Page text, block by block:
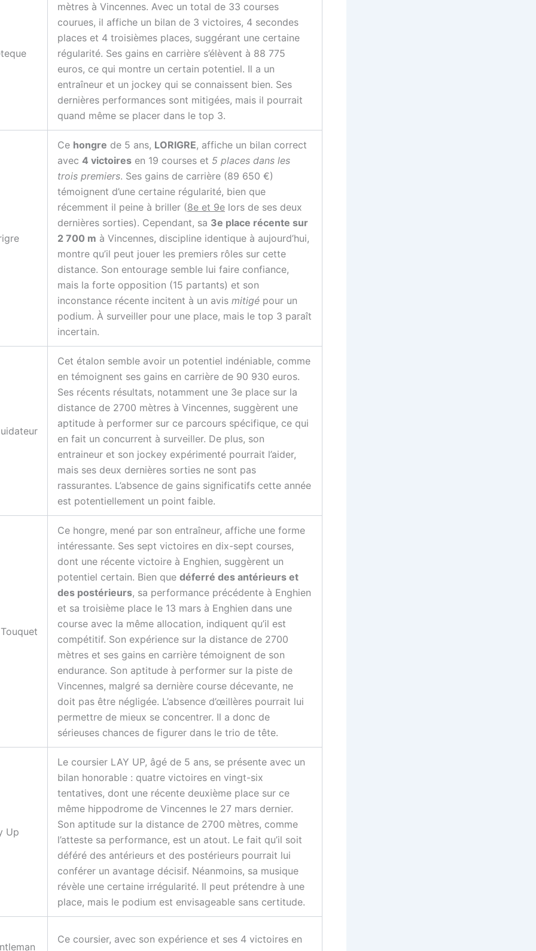
mètres à Vincennes. Avec un total de 33 courses
courues, il affiche un bilan de 3 victoires, 4 secondes
places et 4 troisièmes places, suggérant une certaine
régularité. Ses gains en carrière s’élèvent à 88 775
euros, ce qui montre un certain potentiel. Il a un
entraîneur et un jockey qui se connaissent bien. Ses
dernières performances sont mitigées, mais il pourrait
quand même se placer dans le top 3.
Ce hongre de 5 ans, LORIGRE, affiche un bilan correct
avec 4 victoires en 19 courses et 5 places dans les
trois premiers. Ses gains de carrière (89 650 €)
témoignent d’une certaine régularité, bien que
récemment il peine à briller (8e et 9e lors de ses deux
dernières sorties). Cependant, sa 3e place récente sur
2 700 m à Vincennes, discipline identique à aujourd’hui,
montre qu’il peut jouer les premiers rôles sur cette
distance. Son entourage semble lui faire confiance,
mais la forte opposition (15 partants) et son
inconstance récente incitent à un avis mitigé pour un
podium. À surveiller pour une place, mais le top 3 paraît
incertain.
Cet étalon semble avoir un potentiel indéniable, comme
en témoignent ses gains en carrière de 90 930 euros.
Ses récents résultats, notamment une 3e place sur la
distance de 2700 mètres à Vincennes, suggèrent une
aptitude à performer sur ce parcours spécifique, ce qui
en fait un concurrent à surveiller. De plus, son
entraineur et son jockey expérimenté pourrait l’aider,
mais ses deux dernières sorties ne sont pas
rassurantes. L’absence de gains significatifs cette année
est potentiellement un point faible.
Ce hongre, mené par son entraîneur, affiche une forme
intéressante. Ses sept victoires en dix-sept courses,
dont une récente victoire à Enghien, suggèrent un
potentiel certain. Bien que déferré des antérieurs et
des postérieurs, sa performance précédente à Enghien
et sa troisième place le 13 mars à Enghien dans une
course avec la même allocation, indiquent qu’il est
compétitif. Son expérience sur la distance de 2700
mètres et ses gains en carrière témoignent de son
endurance. Son aptitude à performer sur la piste de
Vincennes, malgré sa dernière course décevante, ne
doit pas être négligée. L’absence d’œillères pourrait lui
permettre de mieux se concentrer. Il a donc de
sérieuses chances de figurer dans le trio de tête.
Up
Le coursier LAY UP, âgé de 5 ans, se présente avec un
bilan honorable : quatre victoires en vingt-six
tentatives, dont une récente deuxième place sur ce
même hippodrome de Vincennes le 27 mars dernier.
Son aptitude sur la distance de 2700 mètres, comme
l’atteste sa performance, est un atout. Le fait qu’il soit
déféré des antérieurs et des postérieurs pourrait lui
conférer un avantage décisif. Néanmoins, sa musique
révèle une certaine irrégularité. Il peut prétendre à une
place, mais le podium est envisageable sans certitude.
Ce coursier, avec son expérience et ses 4 victoires en